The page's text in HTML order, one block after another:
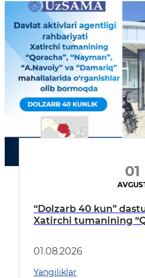
01
“Dolzarb 40 kun”
Xatirchi tumanining
borildi
01.08.2026
Yangiliklar